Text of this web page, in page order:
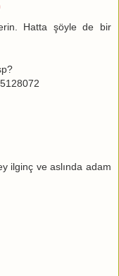
Hatta şöyle de bir
ilginç ve aslında adam